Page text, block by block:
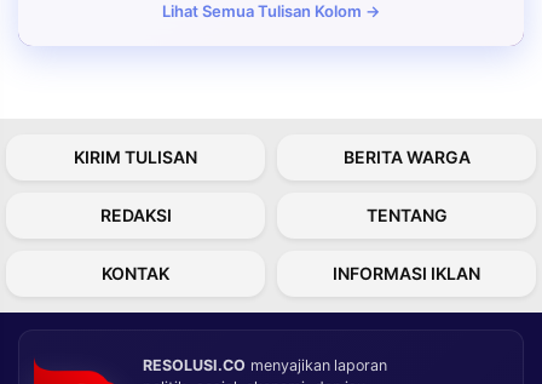
Lihat Semua Tulisan Kolom →
KIRIM TULISAN BERITA WARGA
REDAKSI TENTANG
KONTAK INFORMASI IKLAN
RESOLUSI.CO menyajikan laporan